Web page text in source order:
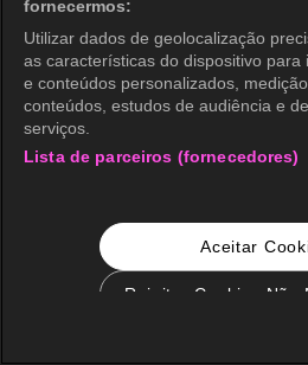
fornecermos:
Utilizar dados de geolocalização
as características do dispositivo para
e conteúdos personalizados,
conteúdos, estudos de audiência e
serviços.
Lista de parceiros (fornecedores)
Aceitar
Rejeitar Cookies Não